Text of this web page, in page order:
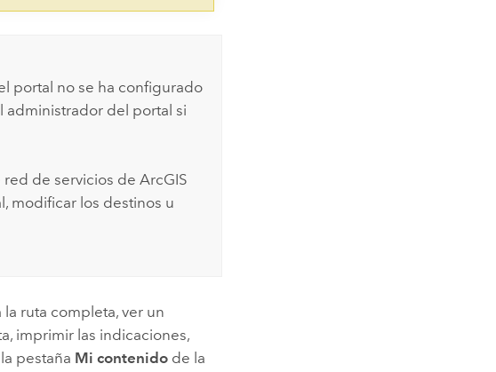
portal no se ha configurado
administrador del portal si
red de servicios de ArcGIS
modificar los destinos u
ruta completa, ver un
imprimir las indicaciones,
pestaña Mi contenido de la